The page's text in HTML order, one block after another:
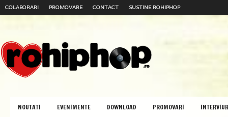
COLABORARI PROMOVARE CONTACT SUSTINE ROHIPHOP
NOUTATI EVENIMENTE DOWNLOAD PROMOVARI